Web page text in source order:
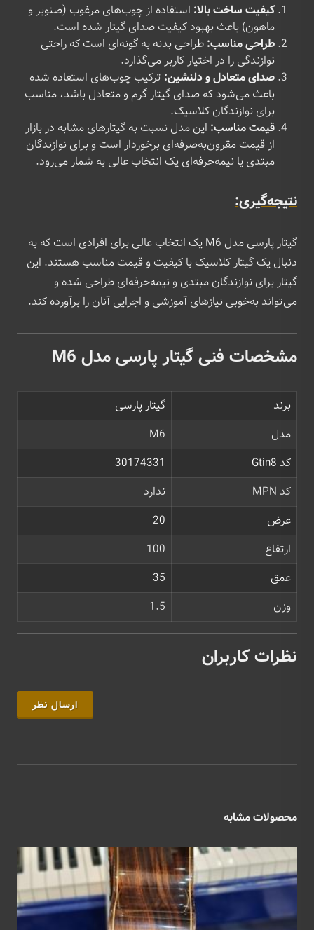
کیفیت ساخت بالا: استفاده از چوب‌های مرغوب (صنوبر و
ماهون) باعث بهبود کیفیت صدای گیتار شده است.
طراحی مناسب: طراحی بدنه به گونه‌ای است که راحتی
نوازندگی را در اختیار کاربر می‌گذارد.
صدای متعادل و دلنشین: ترکیب چوب‌های استفاده شده
باعث می‌شود که صدای گیتار گرم و متعادل باشد، مناسب
برای نوازندگان کلاسیک.
قیمت مناسب: این مدل نسبت به گیتارهای مشابه در بازار
از قیمت مقرون‌به‌صرفه‌ای برخوردار است و برای نوازندگان
مبتدی یا نیمه‌حرفه‌ای یک انتخاب عالی به شمار می‌رود.
نتیجه‌گیری:
گیتار پارسی مدل M6 یک انتخاب عالی برای افرادی است که به
دنبال یک گیتار کلاسیک با کیفیت و قیمت مناسب هستند. این
گیتار برای نوازندگان مبتدی و نیمه‌حرفه‌ای طراحی شده و
می‌تواند به‌خوبی نیازهای آموزشی و اجرایی آنان را برآورده کند.
مشخصات فنی گیتار پارسی مدل M6
برند
گیتار پارسی
مدل
M6
کد Gtin8
30174331
کد MPN
ندارد
عرض
20
ارتفاع
100
عمق
35
وزن
1.5
نظرات کاربران
ارسال نظر
محصولات مشابه